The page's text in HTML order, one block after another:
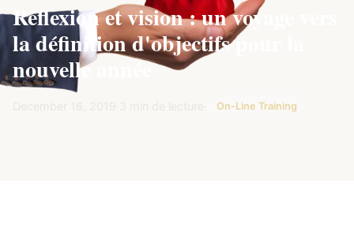
Réflexion et vision : un voyage vers
la définition d'objectifs pour la
nouvelle année
On-Line Training